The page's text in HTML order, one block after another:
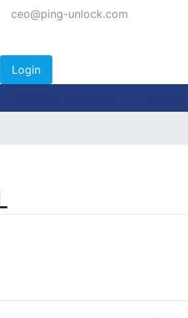
ceo@ping-unlock.com
Login